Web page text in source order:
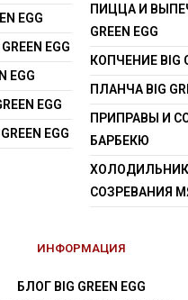
EGG
EGG
EGG
EGG
EGG
ПИЦЦА И
GREEN EGG
КОПЧЕНИЕ BIG
ПЛАНЧА BIG
ПРИПРАВЫ И
БАРБЕКЮ
СОЗРЕВАНИЯ
ИНФОРМАЦИЯ
БЛОГ BIG GREEN EGG